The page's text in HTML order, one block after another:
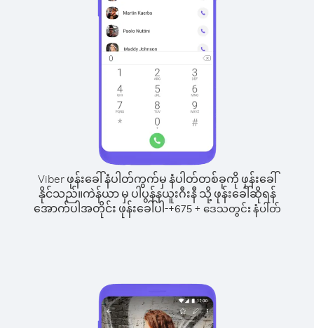
Viber ဖုန်းခေါ်နံပါတ်ကွက်မှ နံပါတ်တစ်ခုကို ဖုန်းခေါ်
နိုင်သည်။ကဲန်ယာ မှ ပါပွန်နယူးဂီးနီ သို့ ဖုန်းခေါ်ဆိုရန်
အောက်ပါအတိုင်း ဖုန်းခေါ်ပါ-+675+ ဒေသတွင်း နံပါတ်